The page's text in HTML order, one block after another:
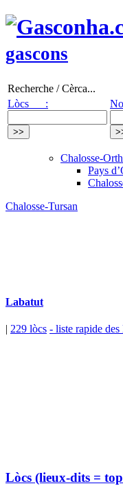
gascons
Recherche / Cèrca...
Lòcs :
Chalosse-
Pays
Chalosse-Tursan
Labatut
| 229 lòcs - liste rapide des
Lòcs (lieux-dits =